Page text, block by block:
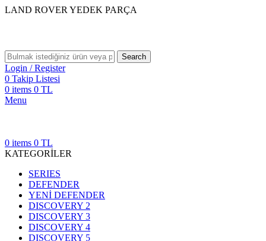
LAND ROVER YEDEK PARÇA
Search
Login / Register
0 Takip Listesi
0 items 0 TL
Menu
0 items 0 TL
KATEGORİLER
SERIES
DEFENDER
YENİ DEFENDER
DISCOVERY 2
DISCOVERY 3
DISCOVERY 4
DISCOVERY 5